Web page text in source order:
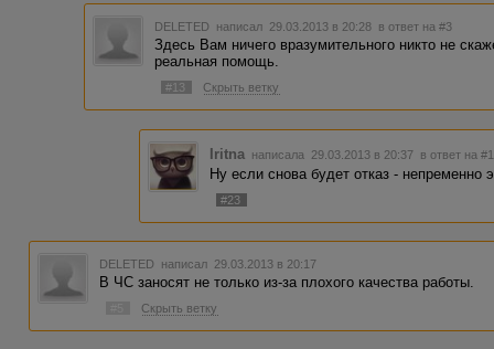
DELETED написал 29.03.2013 в 20:28 в ответ на #3
Здесь Вам ничего вразумительного никто не
реальная помощь.
#13 Скрыть ветку
Iritna написала 29.03.2013 в 20:37 в ответ на
Ну если снова будет отказ - непременно
#23
DELETED написал 29.03.2013 в 20:17
В ЧС заносят не только из-за плохого качества работы.
Скрыть ветку